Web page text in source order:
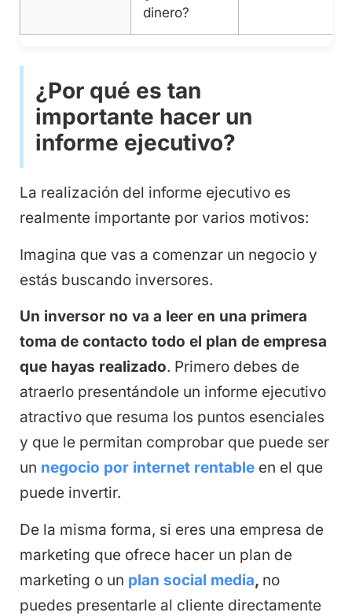
dinero?
¿Por qué es tan
importante hacer un
informe ejecutivo?
La realización del informe ejecutivo es
realmente importante por varios motivos:
Imagina que vas a comenzar un negocio y
estás buscando inversores.
Un inversor no va a leer en una primera
toma de contacto todo el plan de empresa
que hayas realizado. Primero debes de
atraerlo presentándole un informe ejecutivo
atractivo que resuma los puntos esenciales
y que le permitan comprobar que puede ser
un negocio por internet rentable en el que
puede invertir.
De la misma forma, si eres una empresa de
marketing que ofrece hacer un plan de
marketing o un plan social media, no
puedes presentarle al cliente directamente